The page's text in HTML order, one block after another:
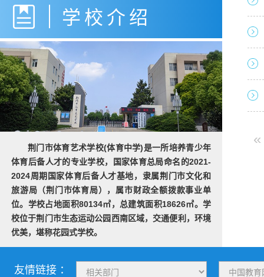
学校介绍
荆门市体育艺术学校(体育中学)是一所培养青少年
体育后备人才的专业学校，国家体育总局命名的2021-
2024周期国家体育后备人才基地，隶属荆门市文化和
旅游局（荆门市体育局），属市财政全额拨款事业单
位。学校占地面积80134㎡，总建筑面积18626㎡。学
校位于荆门市生态运动公园西南区域，交通便利，环境
优美，堪称花园式学校。
«
友情链接 ：